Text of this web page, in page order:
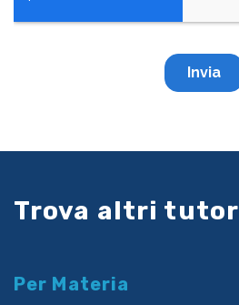
Trova altri tutor
Per Materia